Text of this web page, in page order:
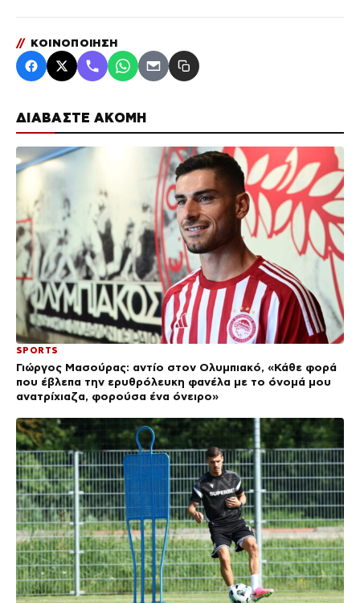
ΔΙΑΒΑΣΤΕ ΑΚΟΜΗ
SPORTS
Γιώργος Μασούρας: αντίο στον Ολυμπιακό, «Κάθε φορά
που έβλεπα την ερυθρόλευκη φανέλα με το όνομά μου
ανατρίχιαζα, φορούσα ένα όνειρο»
// ΚΟΙΝΟΠΟΙΗΣΗ